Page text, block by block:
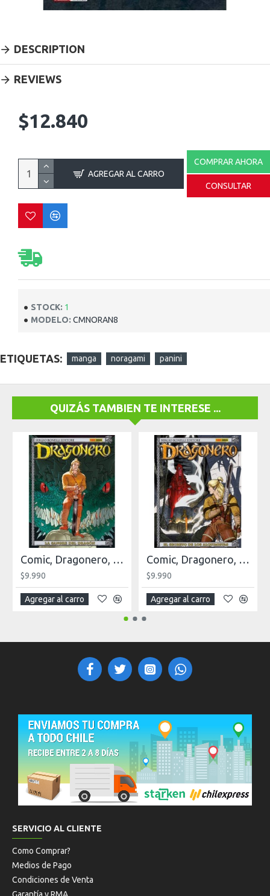
DESCRIPTION
REVIEWS
STOCK: 1
MODELO: CMNORAN8
$12.840
AGREGAR AL CARRO
COMPRAR AHORA
CONSULTAR
ETIQUETAS: manga noragami panini
QUIZÁS TAMBIEN TE INTERESE ...
Comic, Dragonero, N.1
$9.990
Agregar al carro
Comic, Dragonero, N.2
$9.990
Agregar al carro
SERVICIO AL CLIENTE
Como Comprar?
Medios de Pago
Condiciones de Venta